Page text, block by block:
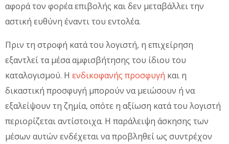
αφορά τον φορέα επιβολής και δεν μεταβάλλει την
αστική ευθύνη έναντι του εντολέα.
Πριν τη στροφή κατά του λογιστή, η επιχείρηση
εξαντλεί τα μέσα αμφισβήτησης του ίδιου του
καταλογισμού. Η ενδικοφανής προσφυγή και η
δικαστική προσφυγή μπορούν να μειώσουν ή να
εξαλείψουν τη ζημία, οπότε η αξίωση κατά του λογιστή
περιορίζεται αντίστοιχα. Η παράλειψη άσκησης των
μέσων αυτών ενδέχεται να προβληθεί ως συντρέχον